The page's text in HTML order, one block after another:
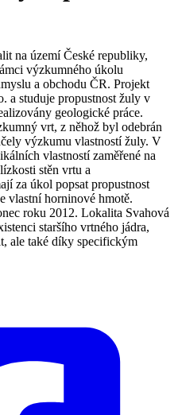
na území České republiky,
výzkumného úkolu
a obchodu ČR. Projekt
a studuje propustnost žuly v
geologické práce.
vrt, z něhož byl odebrán
výzkumu vlastností žuly. V
vlastností zaměřené na
stěn vrtu a
za úkol popsat propustnost
vlastní horninové hmotě.
roku 2012. Lokalita Svahová
staršího vrtného jádra,
ale také díky specifickým